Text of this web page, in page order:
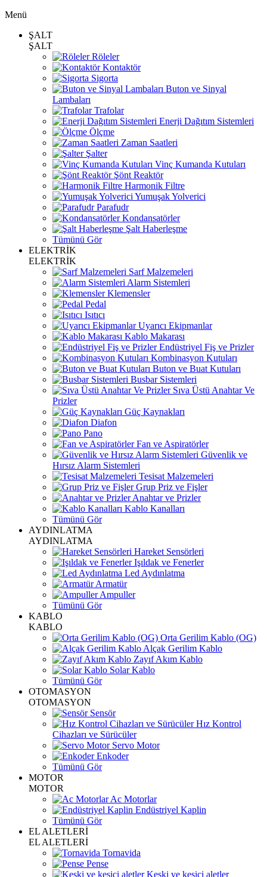
Menü
ŞALT
ŞALT
Röleler
Kontaktör
Sigorta
Buton ve Sinyal
Lambaları
Trafolar
Enerji Dağıtım Sistemleri
Ölçme
Zaman Saatleri
Şalter
Vinç Kumanda Kutuları
Şönt Reaktör
Harmonik Filtre
Yumuşak Yolverici
Parafudr
Kondansatörler
Şalt Haberleşme
Tümünü Gör
ELEKTRİK
ELEKTRİK
Sarf Malzemeleri
Alarm Sistemleri
Klemensler
Pedal
Isıtıcı
Uyarıcı Ekipmanlar
Kablo Makarası
Endüstriyel Fiş ve Prizler
Kombinasyon Kutuları
Buton ve Buat Kutuları
Busbar Sistemleri
Sıva Üstü Anahtar Ve
Prizler
Güç Kaynakları
Diafon
Pano
Fan ve Aspiratörler
Güvenlik ve
Hırsız Alarm Sistemleri
Tesisat Malzemeleri
Grup Priz ve Fişler
Anahtar ve Prizler
Kablo Kanalları
Tümünü Gör
AYDINLATMA
AYDINLATMA
Hareket Sensörleri
Işıldak ve Fenerler
Led Aydınlatma
Armatür
Ampuller
Tümünü Gör
KABLO
KABLO
Orta Gerilim Kablo (OG)
Alçak Gerilim Kablo
Zayıf Akım Kablo
Solar Kablo
Tümünü Gör
OTOMASYON
OTOMASYON
Sensör
Hız Kontrol
Cihazları ve Sürücüler
Servo Motor
Enkoder
Tümünü Gör
MOTOR
MOTOR
Ac Motorlar
Endüstriyel Kaplin
Tümünü Gör
EL ALETLERİ
EL ALETLERİ
Tornavida
Pense
Keski ve kesici aletler